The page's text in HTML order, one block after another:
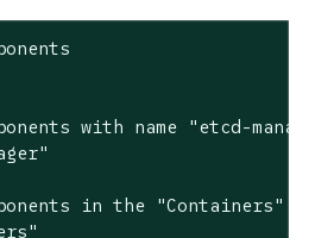
with name "etcd-
in the "Containers"